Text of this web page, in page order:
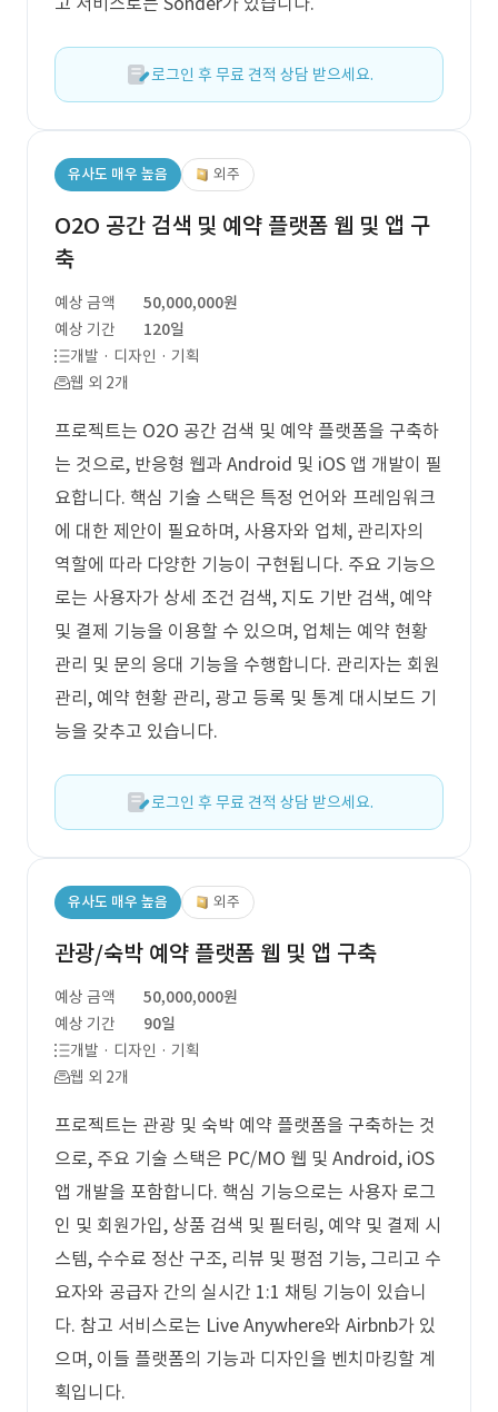
로그인 후 무료 견적 상담 받으세요.
유사도 매우 높음 외주
O2O 공간 검색 및 예약 플랫폼 웹 및 앱 구
축
예상 금액
50,000,000원
예상 기간
120일
개발 · 디자인 · 기획
웹 외 2개
프로젝트는 O2O 공간 검색 및 예약 플랫폼을 구축하
는 것으로, 반응형 웹과 Android 및 iOS 앱 개발이 필
요합니다. 핵심 기술 스택은 특정 언어와 프레임워크
에 대한 제안이 필요하며, 사용자와 업체, 관리자의
역할에 따라 다양한 기능이 구현됩니다. 주요 기능으
로는 사용자가 상세 조건 검색, 지도 기반 검색, 예약
및 결제 기능을 이용할 수 있으며, 업체는 예약 현황
관리 및 문의 응대 기능을 수행합니다. 관리자는 회원
관리, 예약 현황 관리, 광고 등록 및 통계 대시보드 기
능을 갖추고 있습니다.
로그인 후 무료 견적 상담 받으세요.
유사도 매우 높음 외주
관광/숙박 예약 플랫폼 웹 및 앱 구축
예상 금액
50,000,000원
예상 기간
90일
개발 · 디자인 · 기획
웹 외 2개
프로젝트는 관광 및 숙박 예약 플랫폼을 구축하는 것
으로, 주요 기술 스택은 PC/MO 웹 및 Android, iOS
앱 개발을 포함합니다. 핵심 기능으로는 사용자 로그
인 및 회원가입, 상품 검색 및 필터링, 예약 및 결제 시
스템, 수수료 정산 구조, 리뷰 및 평점 기능, 그리고 수
요자와 공급자 간의 실시간 1:1 채팅 기능이 있습니
다. 참고 서비스로는 Live Anywhere와 Airbnb가 있
으며, 이들 플랫폼의 기능과 디자인을 벤치마킹할 계
획입니다.